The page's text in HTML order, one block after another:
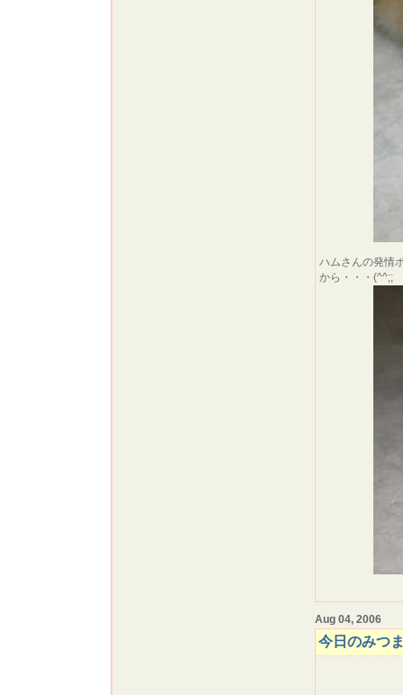
ハムさんの発情
から・・・(^^;;
Aug 04, 2006
今日のみつ